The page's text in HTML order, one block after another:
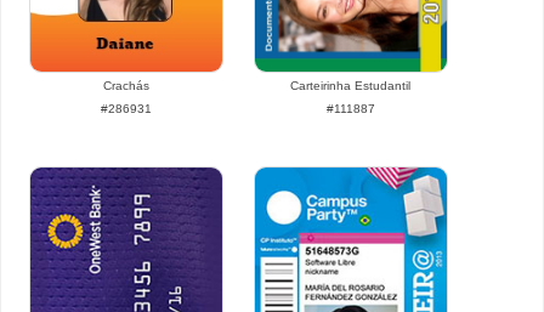
Crachás
#286931
Carteirinha Estudantil
#111887